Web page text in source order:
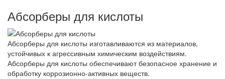
Абсорберы для кислоты
Абсорберы для кислоты изготавливаются из материалов,
устойчивых к агрессивным химическим воздействиям.
Абсорберы для кислоты обеспечивают безопасное хранение и
обработку коррозионно-активных веществ.